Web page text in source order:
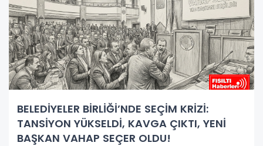
BELEDİYELER BİRLİĞİ’NDE SEÇİM KRİZİ:
TANSİYON YÜKSELDİ, KAVGA ÇIKTI, YENİ
BAŞKAN VAHAP SEÇER OLDU!